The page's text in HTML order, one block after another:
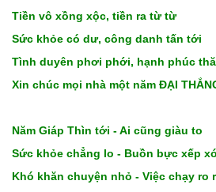
Tiền vô xồng xộc, tiền ra từ từ
Sức khỏe có dư, công danh tấn tới
Tình duyên phơi phới, hạnh phúc
Xin chúc mọi nhà một năm ĐẠI
Năm Giáp Thìn tới - Ai cũng giàu to
Sức khỏe chẳng lo - Buồn bực xếp xó
Khó khăn chuyện nhỏ - Việc chạy ro